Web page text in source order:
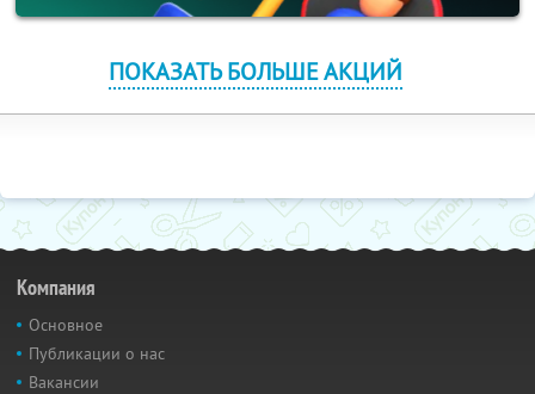
ПОКАЗАТЬ БОЛЬШЕ АКЦИЙ
Компания
Основное
Публикации о нас
Вакансии